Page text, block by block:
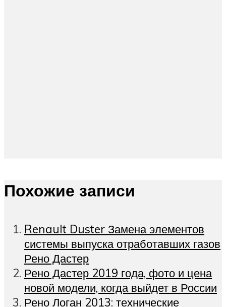
Похожие записи
Renault Duster Замена элементов
системы выпуска отработавших газов
Рено Дастер
Рено Дастер 2019 года, фото и цена
новой модели, когда выйдет в России
Рено Логан 2013: технические